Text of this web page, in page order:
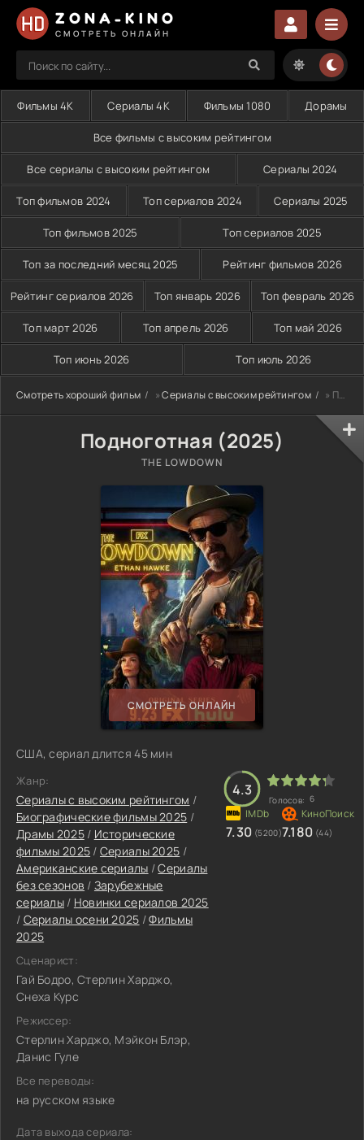
ZONA-KINO
СМОТРЕТЬ ОНЛАЙН
Фильмы 4K Сериалы 4K Фильмы 1080 Дорамы
Все фильмы с высоким рейтингом
Все сериалы с высоким рейтингом Сериалы 2024
Топ фильмов 2024 Топ сериалов 2024 Сериалы 2025
Топ фильмов 2025 Топ сериалов 2025
Топ за последний месяц 2025 Рейтинг фильмов 2026
Рейтинг сериалов 2026 Топ январь 2026 Топ февраль 2026
Топ март 2026 Топ апрель 2026 Топ май 2026
Топ июнь 2026 Топ июль 2026
Смотреть хороший фильм »Сериалы с высоким рейтингом » Подноготная (2025)
Подноготная (2025)
THE LOWDOWN
СМОТРЕТЬ ОНЛАЙН
США, сериал длится 45 мин
Жанр:
Сериалы с высоким рейтингом /
Биографические фильмы 2025 /
Драмы 2025/ Исторические
фильмы 2025 / Сериалы 2025 /
Американские сериалы /Сериалы
без сезонов / Зарубежные
сериалы/ Новинки сериалов 2025
/ Сериалы осени 2025 /Фильмы
2025
Сценарист:
Гай Бодро, Стерлин Харджо,
Снеха Курс
Режиссер:
Стерлин Харджо, Мэйкон Блэр,
Данис Гуле
Все переводы:
на русском языке
4.3
Голосов: 6
7.30 (5200)7.180 (44)
Дата выхода сериала: